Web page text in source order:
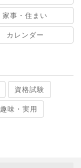
家事・住まい
カレンダー
資格試験
趣味・実用